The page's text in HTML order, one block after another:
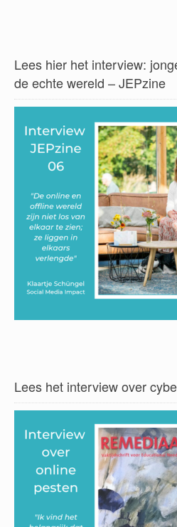
Lees hier het interview:
de echte wereld – JEPzine
Lees het interview over